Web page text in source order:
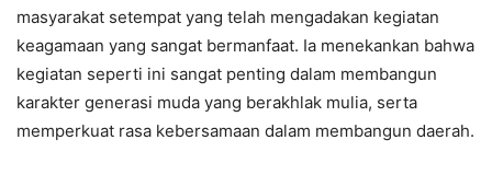
masyarakat setempat yang telah mengadakan kegiatan
keagamaan yang sangat bermanfaat. Ia menekankan bahwa
kegiatan seperti ini sangat penting dalam membangun
karakter generasi muda yang berakhlak mulia, serta
memperkuat rasa kebersamaan dalam membangun daerah.